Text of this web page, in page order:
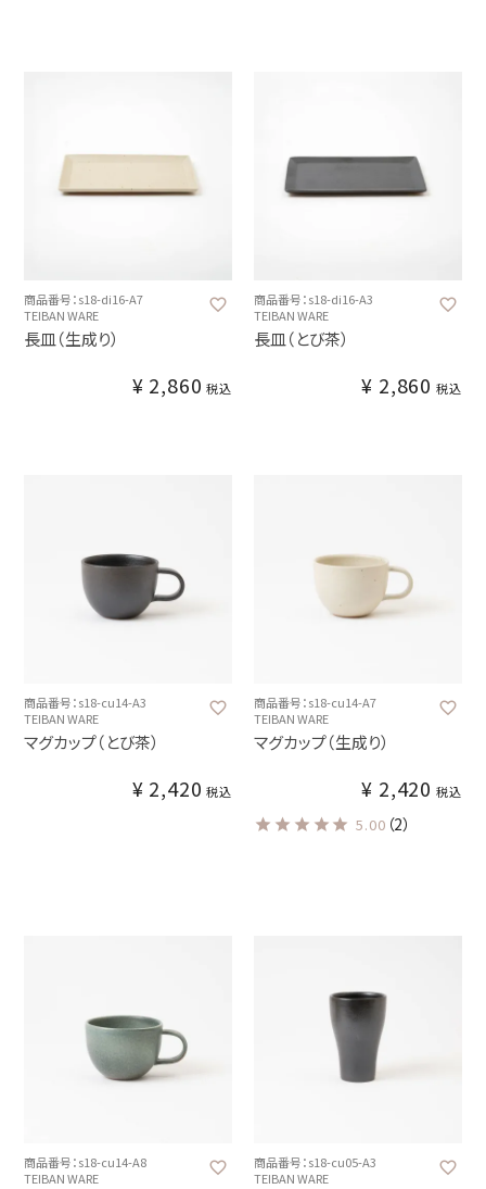
商品番号：s18-di16-A7
TEIBAN WARE
長皿（生成り）
¥ 2,860 税込
商品番号：s18-di16-A3
TEIBAN WARE
長皿（とび茶）
¥ 2,860 税込
商品番号：s18-cu14-A3
TEIBAN WARE
マグカップ（とび茶）
¥ 2,420 税込
商品番号：s18-cu14-A7
TEIBAN WARE
マグカップ（生成り）
¥ 2,420 税込
5.00 （2）
商品番号：s18-cu14-A8
TEIBAN WARE
商品番号：s18-cu05-A3
TEIBAN WARE